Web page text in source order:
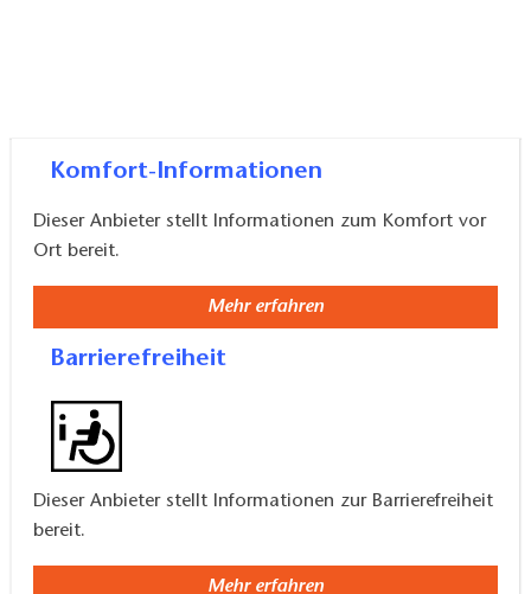
Komfort-Informationen
Dieser Anbieter stellt Informationen zum Komfort vor
Ort bereit.
Mehr erfahren
Barrierefreiheit
Dieser Anbieter stellt Informationen zur Barrierefreiheit
bereit.
Mehr erfahren